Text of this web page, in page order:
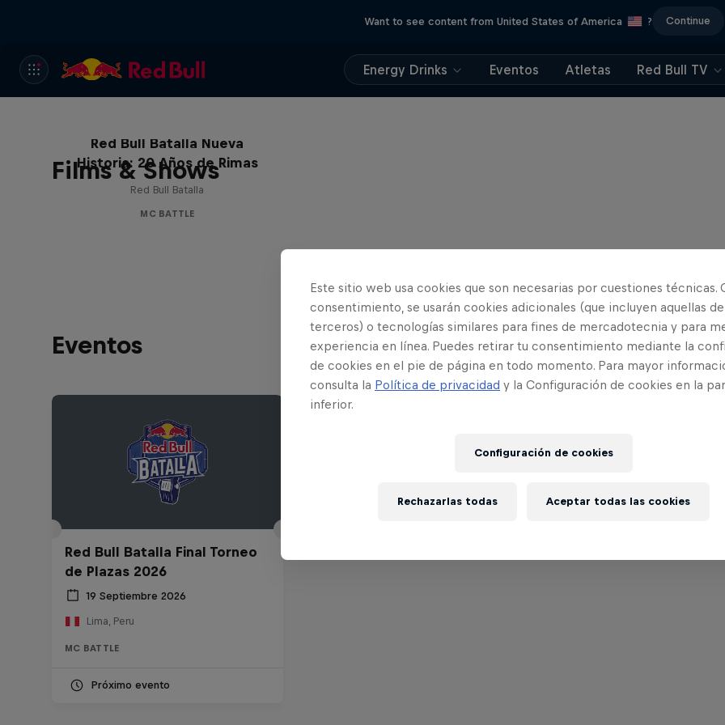
Want to see content from United States of America ? Continue
Energy Drinks Eventos Atletas Red Bull TV
Films & Shows
Red Bull Batalla Nueva
Historia: 20 Años de Rimas
Red Bull Batalla
MC BATTLE
Eventos
Red Bull Batalla Final Torneo
de Plazas 2026
19 Septiembre 2026
Lima, Peru
MC BATTLE
Próximo evento
Este sitio web usa cookies que son necesarias por cuestiones técnicas.
consentimiento, se usarán cookies adicionales (que incluyen aquellas de
terceros) o tecnologías similares para fines de mercadotecnia y para
experiencia en línea. Puedes retirar tu consentimiento mediante la
de cookies en el pie de página en todo momento. Para mayor
consulta la Política de privacidad y la Configuración de cookies en la
inferior.
Configuración de cookies
Rechazarlas todas Aceptar todas las cookies